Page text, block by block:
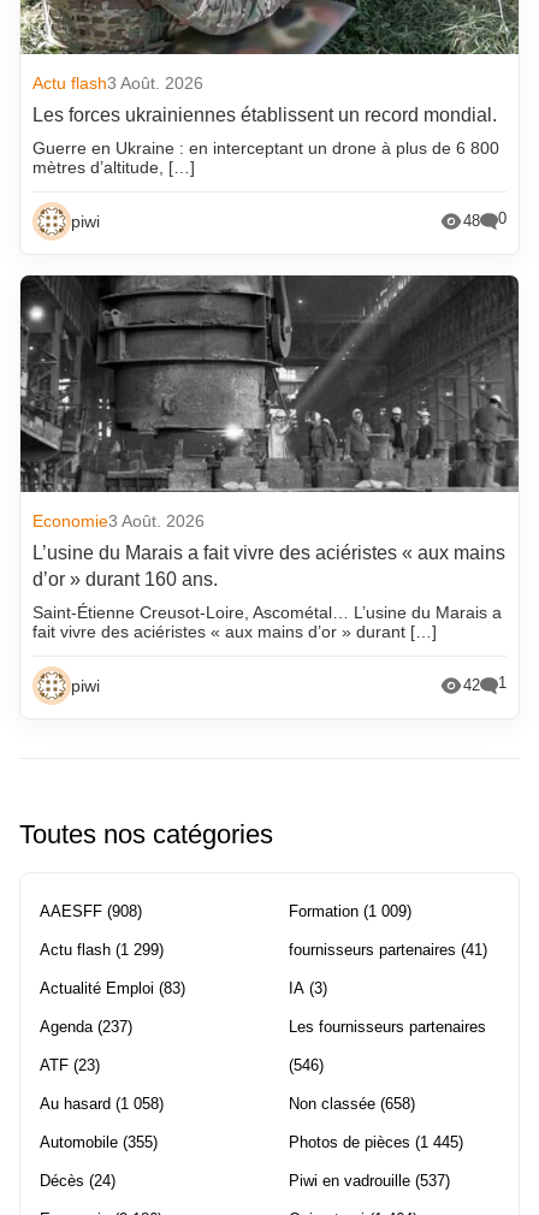
Actu flash3 Août. 2026
Les forces ukrainiennes établissent un record mondial.
Guerre en Ukraine : en interceptant un drone à plus de 6 800
mètres d’altitude, […]
piwi 48 0
Economie3 Août. 2026
L’usine du Marais a fait vivre des aciéristes « aux mains
d’or » durant 160 ans.
Saint-Étienne Creusot-Loire, Ascométal… L’usine du Marais a
fait vivre des aciéristes « aux mains d’or » durant […]
piwi 42 1
Toutes nos catégories
AAESFF (908)
Actu flash (1 299)
Actualité Emploi (83)
Agenda (237)
ATF (23)
Au hasard (1 058)
Automobile (355)
Décès (24)
Formation (1 009)
fournisseurs partenaires (41)
IA (3)
Les fournisseurs partenaires
(546)
Non classée (658)
Photos de pièces (1 445)
Piwi en vadrouille (537)